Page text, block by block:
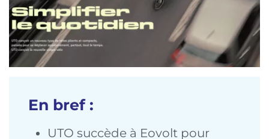
En bref :
UTO succède à Eovolt pour